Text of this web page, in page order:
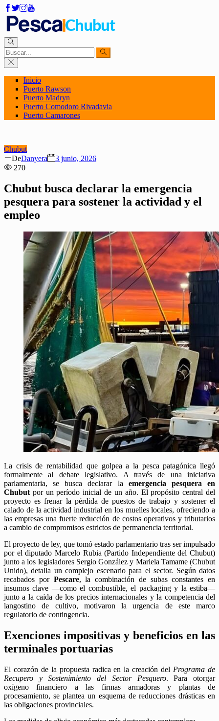
Inicio
Puerto Rawson
Puerto Madryn
Puerto Comodoro Rivadavia
Puerto Camarones
Chubut
DeAuthor
Danyera
Posted
3 junio, 2026
270
Chubut busca declarar la emergencia
pesquera para sostener la actividad y el
empleo
La crisis de rentabilidad que golpea a la pesca patagónica llegó
formalmente al debate legislativo. A través de una iniciativa
parlamentaria, se busca declarar la emergencia pesquera en
Chubut por un período inicial de un año. El propósito central del
proyecto es frenar la pérdida de puestos de trabajo y sostener el
calado de la actividad industrial en los muelles locales, ofreciendo a
las empresas una fuerte reducción de costos operativos y tributarios
a cambio de compromisos estrictos de permanencia territorial.
El proyecto de ley, que tomó estado parlamentario tras ser impulsado
por el diputado Marcelo Rubia (Partido Independiente del Chubut)
junto a los legisladores Sergio González y Mariela Tamame (Chubut
Unido), detalla un complejo escenario para el sector. Según datos
recabados por Pescare, la combinación de subas constantes en
insumos clave —como el combustible, el packaging y la estiba—
junto a la caída de los precios internacionales y la competencia del
langostino de cultivo, motivaron la urgencia de este marco
regulatorio de contingencia.
Exenciones impositivas y beneficios en las
terminales portuarias
El corazón de la propuesta radica en la creación del Programa de
Recupero y Sostenimiento del Sector Pesquero. Para otorgar
oxígeno financiero a las firmas armadoras y plantas de
procesamiento, se plantea un esquema de reducciones drásticas en
las obligaciones provinciales.